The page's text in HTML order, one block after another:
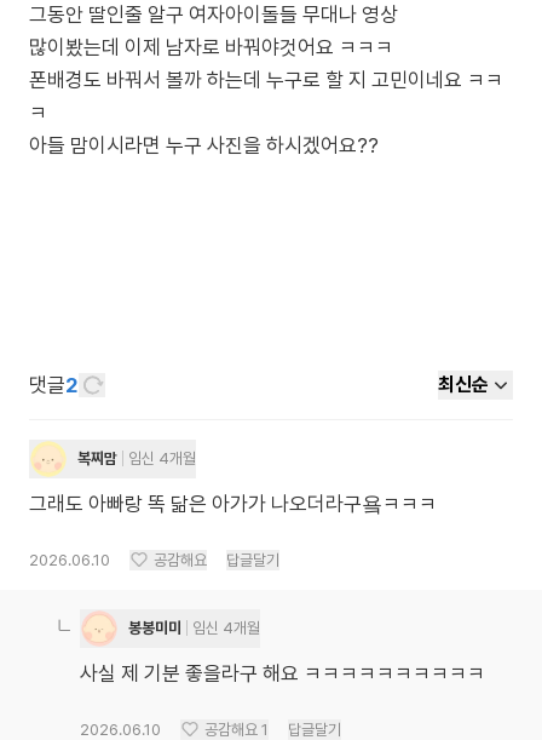
그동안 딸인줄 알구 여자아이돌들 무대나 영상
많이봤는데 이제 남자로 바꿔야것어요 ㅋㅋㅋ
폰배경도 바꿔서 볼까 하는데 누구로 할 지 고민이네요 ㅋㅋ
ㅋ
댓글2 최신순
복찌맘 임신 4개월
그래도 아빠랑 똑 닮은 아가가 나오더라구욬ㅋㅋㅋ
2026.06.10 공감해요 답글달기
봉봉미미 임신 4개월
사실 제 기분 좋을라구 해요 ㅋㅋㅋㅋㅋㅋㅋㅋㅋㅋ
2026.06.10 공감해요 1 답글달기